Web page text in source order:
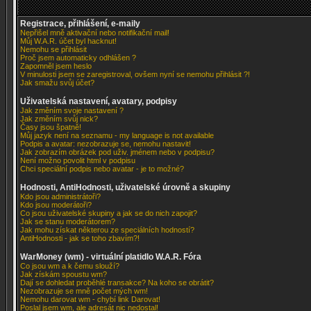
Registrace, přihlášení, e-maily
Nepřišel mně aktivační nebo notifikační mail!
Můj W.A.R. účet byl hacknut!
Nemohu se přihlásit
Proč jsem automaticky odhlášen ?
Zapomněl jsem heslo
V minulosti jsem se zaregistroval, ovšem nyní se nemohu přihlásit ?!
Jak smažu svůj účet?
Uživatelská nastavení, avatary, podpisy
Jak změním svoje nastavení ?
Jak změním svůj nick?
Časy jsou špatně!
Můj jazyk není na seznamu - my language is not available
Podpis a avatar: nezobrazuje se, nemohu nastavit!
Jak zobrazím obrázek pod uživ. jménem nebo v podpisu?
Není možno povolit html v podpisu
Chci speciální podpis nebo avatar - je to možné?
Hodnosti, AntiHodnosti, uživatelské úrovně a skupiny
Kdo jsou administrátoři?
Kdo jsou moderátoři?
Co jsou uživatelské skupiny a jak se do nich zapojit?
Jak se stanu moderátorem?
Jak mohu získat některou ze speciálních hodností?
AntiHodnosti - jak se toho zbavím?!
WarMoney (wm) - virtuální platidlo W.A.R. Fóra
Co jsou wm a k čemu slouží?
Jak získám spoustu wm?
Dají se dohledat proběhlé transakce? Na koho se obrátit?
Nezobrazuje se mně počet mých wm!
Nemohu darovat wm - chybí link Darovat!
Poslal jsem wm, ale adresát nic nedostal!